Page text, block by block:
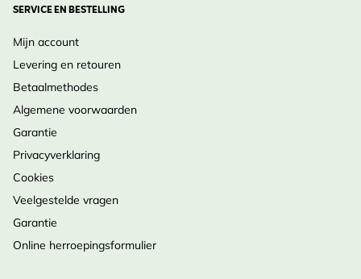
SERVICE EN BESTELLING
Mijn account
Levering en retouren
Betaalmethodes
Algemene voorwaarden
Garantie
Privacyverklaring
Cookies
Veelgestelde vragen
Garantie
Online herroepingsformulier